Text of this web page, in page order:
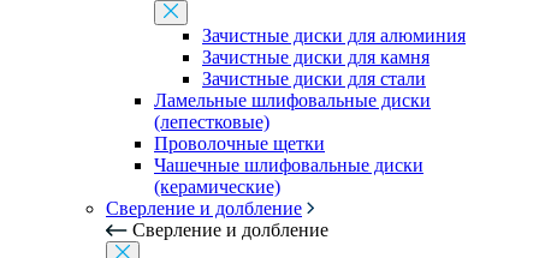
Зачистные диски для алюминия
Зачистные диски для камня
Зачистные диски для стали
Ламельные шлифовальные диски
(лепестковые)
Проволочные щетки
Чашечные шлифовальные диски
(керамические)
Сверление и долбление
Сверление и долбление